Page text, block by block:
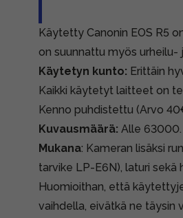
Käytetty Canonin EOS R5
on suunnattu myös urheilu-
Käytetyn kunto: Erittäin
Kaikki käytetyt laitteet on
Kenno puhdistettu (Arvo
Kuvausmäärä: Alle 63000.
Mukana: Kameran lisäksi
tarvike LP-E6N), laturi sekä
Huomioithan, että
vaihdella, eivätkä ne täysin